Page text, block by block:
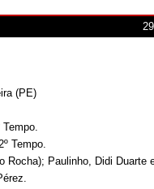
(PE)
Tempo.
Rocha); Paulinho, Didi Duarte